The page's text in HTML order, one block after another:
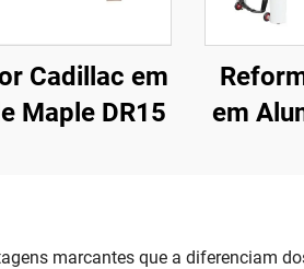
Cadillac em
Maple DR15
em
marcantes que a diferenciam